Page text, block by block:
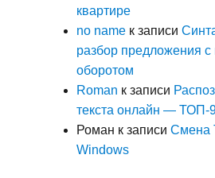
квартире
no name к записи
разбор предложения
оборотом
Roman к записи
текста онлайн — ТОП-
Роман к записи Смена
Windows